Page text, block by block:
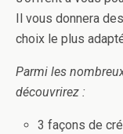
Il vous donnera
choix le plus
Parmi les
découvrirez :
3 façons de